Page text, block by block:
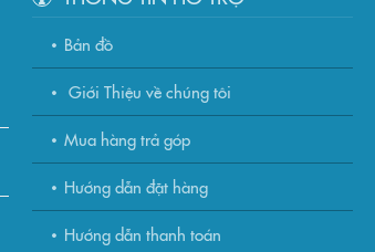
Bản đồ
Giới Thiệu về chúng tôi
Mua hàng trả góp
Hướng dẫn đặt hàng
Hướng dẫn thanh toán